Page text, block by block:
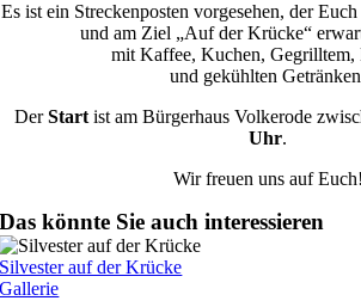
Es ist ein Streckenposten vorgesehen, der
und am Ziel „Auf der Krücke“
mit Kaffee, Kuchen, Gegrilltem,
und gekühlten
DerStartist am Bürgerhaus Volkerode
Uhr.
Wir freuen uns auf Euch!
Das könnte Sie auch interessieren
Silvester auf der Krücke
Gallerie